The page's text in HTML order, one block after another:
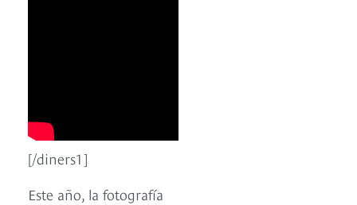
[/diners1]
Este año, la fotografía